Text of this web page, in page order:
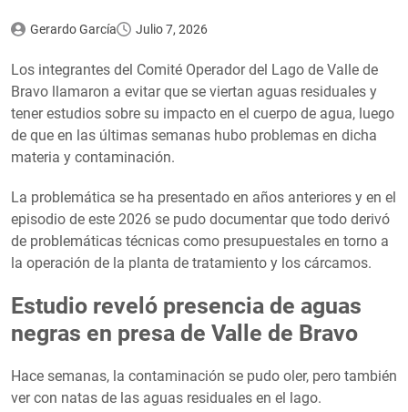
Gerardo García Julio 7, 2026
Los integrantes del Comité Operador del Lago de Valle de
Bravo llamaron a evitar que se viertan aguas residuales y
tener estudios sobre su impacto en el cuerpo de agua, luego
de que en las últimas semanas hubo problemas en dicha
materia y contaminación.
La problemática se ha presentado en años anteriores y en el
episodio de este 2026 se pudo documentar que todo derivó
de problemáticas técnicas como presupuestales en torno a
la operación de la planta de tratamiento y los cárcamos.
Estudio reveló presencia de aguas
negras en presa de Valle de Bravo
Hace semanas, la contaminación se pudo oler, pero también
ver con natas de las aguas residuales en el lago.